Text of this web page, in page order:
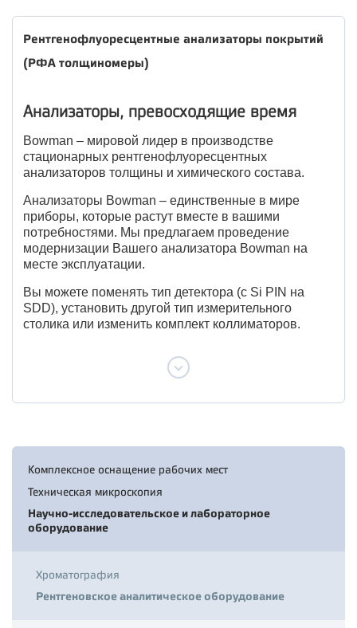
Рентгенофлуоресцентные анализаторы покрытий
(РФА толщиномеры)
Анализаторы, превосходящие время
Bowman – мировой лидер в производстве
стационарных рентгенофлуоресцентных
анализаторов толщины и химического состава.
Анализаторы Bowman – единственные в мире
приборы, которые растут вместе в вашими
потребностями. Мы предлагаем проведение
модернизации Вашего анализатора Bowman на
месте эксплуатации.
Вы можете поменять тип детектора (с Si PIN на
SDD), установить другой тип измерительного
столика или изменить комплект коллиматоров.
Комплексное оснащение рабочих мест
Техническая микроскопия
Научно-исследовательское и лабораторное
оборудование
Хроматография
Рентгеновское аналитическое оборудование